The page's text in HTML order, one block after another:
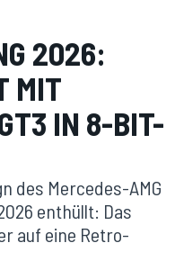
2026:
MIT
IN 8-BIT-
des Mercedes-AMG
enthüllt: Das
auf eine Retro-